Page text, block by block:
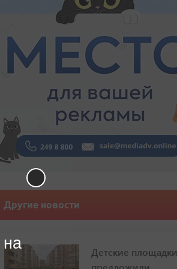
Другие новости
Детские площадки